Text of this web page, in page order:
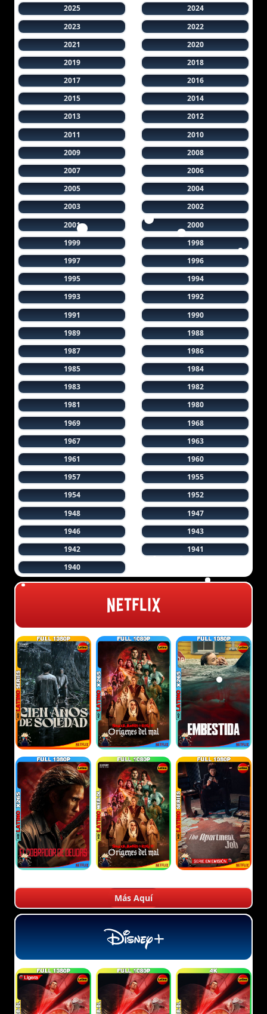
2025
2024
2023
2022
2021
2020
2019
2018
2017
2016
2015
2014
2013
2012
2011
2010
2009
2008
2007
2006
2005
2004
2003
2002
2001
2000
1999
1998
1997
1996
1995
1994
1993
1992
1991
1990
1989
1988
1987
1986
1985
1984
1983
1982
1981
1980
1969
1968
1967
1963
1961
1960
1957
1955
1954
1952
1948
1947
1946
1943
1942
1941
1940
Más Aquí